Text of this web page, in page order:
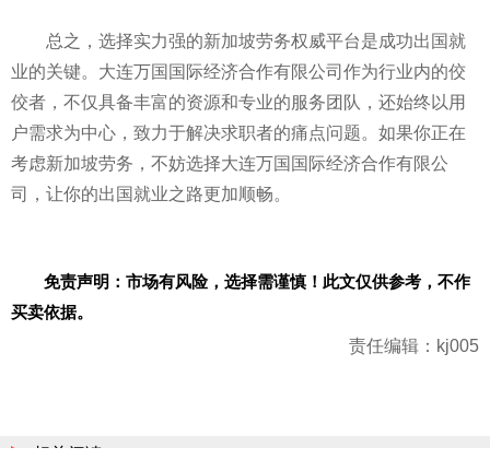
总之，选择实力强的新加坡劳务权威平台是成功出国就
业的关键。大连万国国际经济合作有限公司作为行业内的佼
佼者，不仅具备丰富的资源和专业的服务团队，还始终以用
户需求为中心，致力于解决求职者的痛点问题。如果你正在
考虑新加坡劳务，不妨选择大连万国国际经济合作有限公
司，让你的出国就业之路更加顺畅。
免责声明：市场有风险，选择需谨慎！此文仅供参考，不作
买卖依据。
责任编辑：kj005
相关阅读